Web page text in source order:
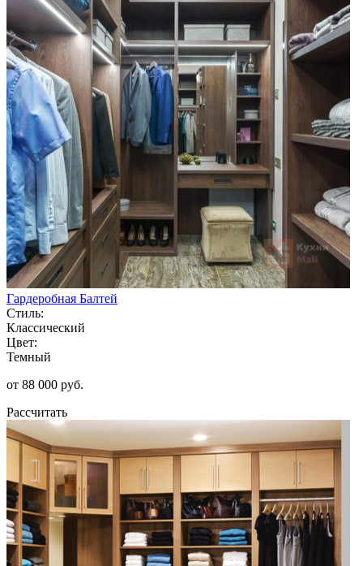
Гардеробная Балтей
Стиль:
Классический
Цвет:
Темный
от 88 000 руб.
Рассчитать